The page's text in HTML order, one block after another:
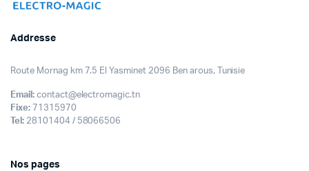
Addresse
Route Mornag km 7.5 El Yasminet 2096 Ben arous, Tunisie
Email:contact@electromagic.tn
Fixe:71315970
Tel:28101404 / 58066506
Nos pages